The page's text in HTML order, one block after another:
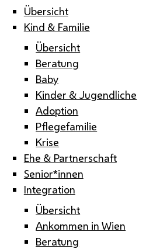
Übersicht
Kind & Familie
Übersicht
Beratung
Baby
Kinder & Jugendliche
Adoption
Pflegefamilie
Krise
Ehe & Partnerschaft
Senior*innen
Integration
Übersicht
Ankommen in Wien
Beratung